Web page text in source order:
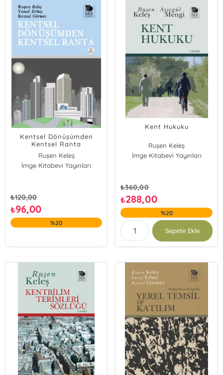
Ruşen Keleş
Tayfun Atay
Kentsel Dönüşümden
Kentsel Ranta
Ruşen Keleş
İmge Kitabevi Yayınları
₺120,00
₺96,00
%20
Kent Hukuku
Ruşen Keleş
Ayşegül Mengi
İmge Kitabevi Yayınları
₺360,00
₺288,00
%20
Sepete Ekle